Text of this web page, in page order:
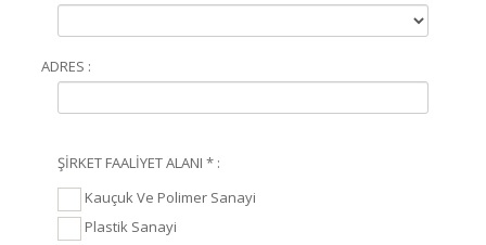
ADRES :
ŞİRKET FAALİYET ALANI * :
Kauçuk Ve Polimer Sanayi
Plastik Sanayi